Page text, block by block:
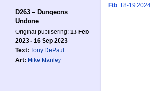
D263 – Dungeons
Undone
Original publisering: 13 Feb
2023 - 16 Sep 2023
Text: Tony DePaul
Art: Mike Manley
Ftb: 18-19 2024